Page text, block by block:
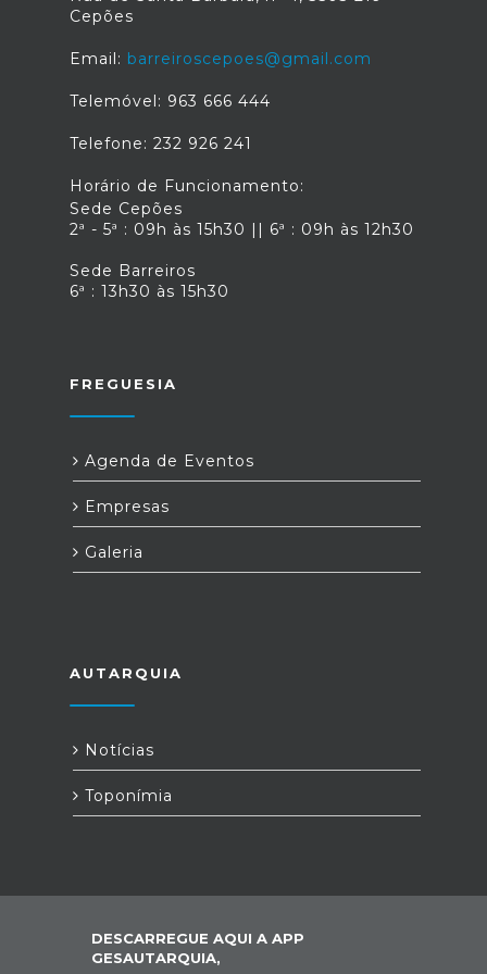
escreve com o vosso nome.Junta de
uma freguesia mais próxima, mais
Cepões
Email: barreiroscepoes@gmail.com
Telemóvel: 963 666 444
Telefone: 232 926 241
Horário de Funcionamento:
Sede Cepões
2ª - 5ª : 09h às 15h30 || 6ª : 09h às 12h30
Sede Barreiros
6ª : 13h30 às 15h30
FREGUESIA
Agenda de Eventos
Empresas
Galeria
AUTARQUIA
Notícias
Toponímia
DESCARREGUE AQUI A APP
GESAUTARQUIA,